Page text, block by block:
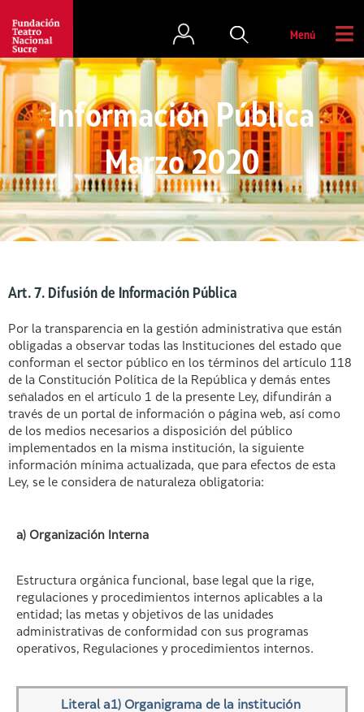
Menú
Información Pública
Marzo 2020
Art. 7. Difusión de Información Pública
Por la transparencia en la gestión administrativa que están
obligadas a observar todas las Instituciones del estado que
conforman el sector público en los términos del artículo 118
de la Constitución Política de la República y demás entes
señalados en el artículo 1 de la presente Ley, difundirán a
través de un portal de información o página web, así como
de los medios necesarios a disposición del público
implementados en la misma institución, la siguiente
información mínima actualizada, que para efectos de esta
Ley, se le considera de naturaleza obligatoria:
a) Organización Interna
Estructura orgánica funcional, base legal que la rige,
regulaciones y procedimientos internos aplicables a la
entidad; las metas y objetivos de las unidades
administrativas de conformidad con sus programas
operativos, Regulaciones y procedimientos internos.
Literal a1) Organigrama de la institución